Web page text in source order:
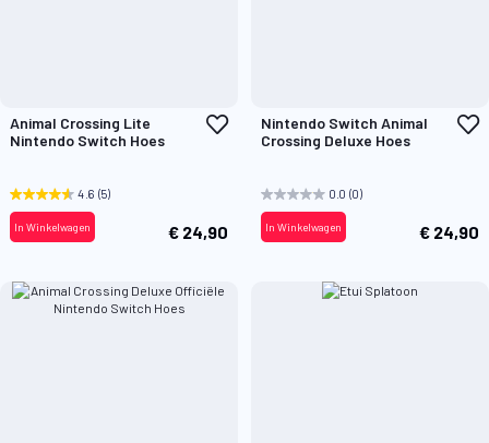
Animal Crossing Lite
Nintendo Switch Hoes
Voeg
4.6 (5)
€ 24,90
In Winkelwagen
Nintendo Switch Animal
Crossing Deluxe Hoes
0.0 (0)
€ 24,90
In Winkelwagen